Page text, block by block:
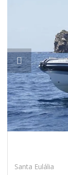
Santa Eulália